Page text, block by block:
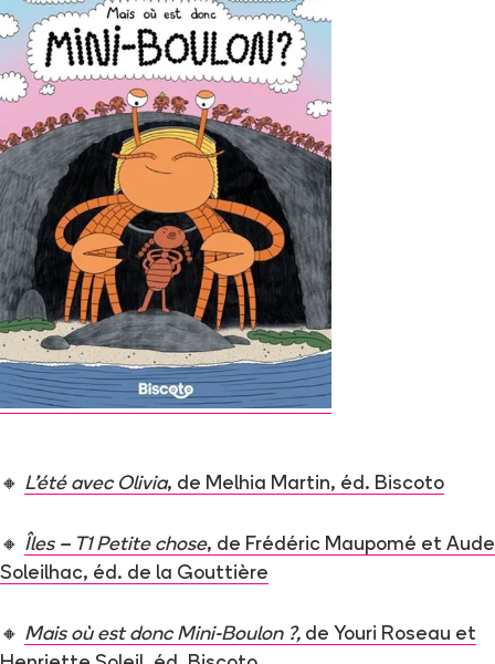
🔸 L’été avec Olivia, de Melhia Martin, éd. Biscoto
🔸 Îles – T1 Petite chose, de Frédéric Maupomé et Aude
Soleilhac, éd. de la Gouttière
🔸 Mais où est donc Mini-Boulon ?, de Youri Roseau et